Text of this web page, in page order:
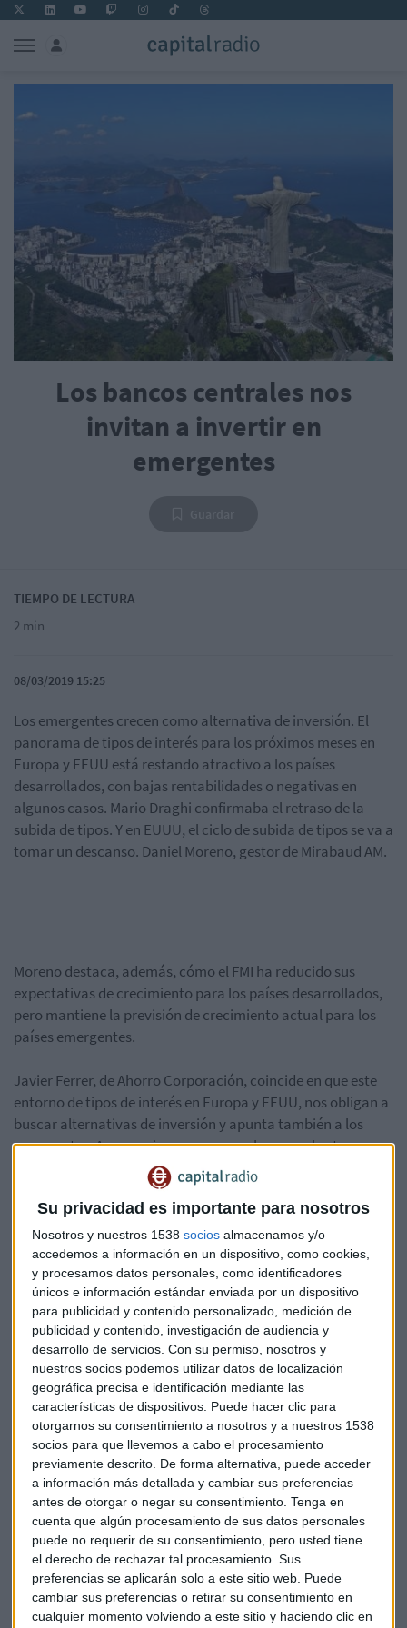
Su privacidad es importante para nosotros
Nosotros y nuestros 1538 socios almacenamos y/o
accedemos a información en un dispositivo, como cookies,
y procesamos datos personales, como identificadores
únicos e información estándar enviada por un dispositivo
para publicidad y contenido personalizado, medición de
publicidad y contenido, investigación de audiencia y
desarrollo de servicios. Con su permiso, nosotros y
nuestros socios podemos utilizar datos de localización
geográfica precisa e identificación mediante las
características de dispositivos. Puede hacer clic para
otorgarnos su consentimiento a nosotros y a nuestros 1538
socios para que llevemos a cabo el procesamiento
previamente descrito. De forma alternativa, puede acceder
a información más detallada y cambiar sus preferencias
antes de otorgar o negar su consentimiento. Tenga en
cuenta que algún procesamiento de sus datos personales
puede no requerir de su consentimiento, pero usted tiene
el derecho de rechazar tal procesamiento. Sus
preferencias se aplicarán solo a este sitio web. Puede
cambiar sus preferencias o retirar su consentimiento en
cualquier momento volviendo a este sitio y haciendo clic en
Los bancos centrales nos
invitan a invertir en
emergentes
TIEMPO DE LECTURA
2 min
08/03/2019 15:25
Los emergentes crecen como alternativa de inversión. El
panorama de tipos de interés para los próximos meses en
Europa y EEUU está restando atractivo a los países
desarrollados, con bajas rentabilidades o negativas en
algunos casos. Mario Draghi confirmaba el retraso de la
subida de tipos. Y en EUUU, el ciclo de subida de tipos se va a
tomar un descanso. Daniel Moreno, gestor de Mirabaud AM.
Moreno destaca, además, cómo el FMI ha reducido sus
expectativas de crecimiento para los países desarrollados,
pero mantiene la previsión de crecimiento actual para los
países emergentes.
Javier Ferrer, de Ahorro Corporación, coincide en que este
entorno de tipos de interés en Europa y EEUU, nos obligan a
buscar alternativas de inversión y apunta también a los
emergentes. Aunque siempre con una buena cobertura.
¿Y en qué países emergentes nos podemos fijar? Daniel
Moreno de Mirabaud nos plantea Brasil, más estable tras el
cambio de Gobierno, o Turquía, que ofrece bastante valor y
tiene una divisa controlada. Y es que las rentabilidades de
los bonos soberanos de los emergentes pueden ser bastante
elevadas.
Ferrer reconoce cómo los movimientos del dólar, por
ejemplo, pueden poner en riesgo las economías emergentes.
Pero cree que no es malo asumir algo de riesgo que puede
controlarse.